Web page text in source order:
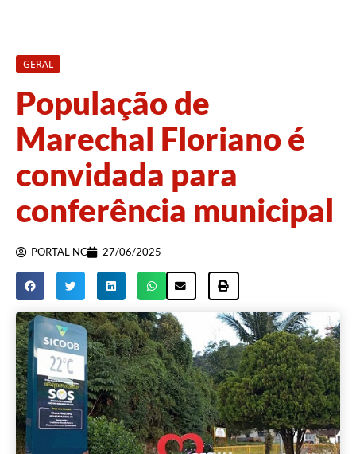
GERAL
População de
Marechal Floriano é
convidada para
conferência municipal
PORTAL NC 27/06/2025